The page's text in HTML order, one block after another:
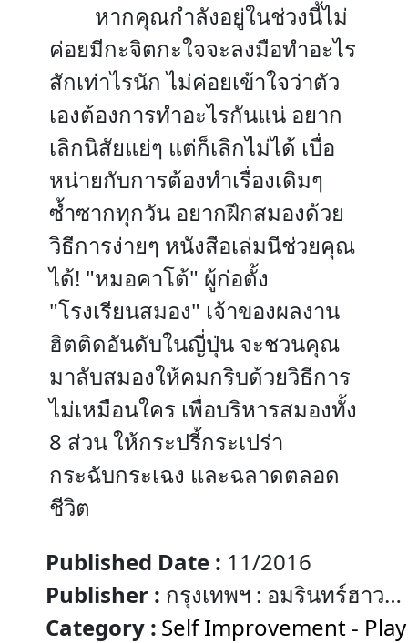
หากคุณกำลังอยู่ในช่วงนี้ไม่
ค่อยมีกะจิตกะใจจะลงมือทำอะไร
สักเท่าไรนัก ไม่ค่อยเข้าใจว่าตัว
เองต้องการทำอะไรกันแน่ อยาก
เลิกนิสัยแย่ๆ แต่ก็เลิกไม่ได้ เบื่อ
หน่ายกับการต้องทำเรื่องเดิมๆ
ซ้ำซากทุกวัน อยากฝึกสมองด้วย
วิธีการง่ายๆ หนังสือเล่มนีช่วยคุณ
ได้! "หมอคาโต้" ผู้ก่อตั้ง
"โรงเรียนสมอง" เจ้าของผลงาน
ฮิตติดอันดับในญี่ปุ่น จะชวนคุณ
มาลับสมองให้คมกริบด้วยวิธีการ
ไม่เหมือนใคร เพื่อบริหารสมองทั้ง
8 ส่วน ให้กระปรี้กระเปร่า
กระฉับกระเฉง และฉลาดตลอด
ชีวิต
Published Date : 11/2016
Publisher : กรุงเทพฯ : อมรินทร์ฮาวทู
อมรินทร์พริ้นติ้งแอนด์พับลิชชิ่ง
Category : Self Improvement - Play